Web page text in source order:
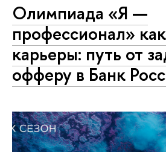
Олимпиада «Я —
профессионал»
карьеры: путь от
офферу в Банк